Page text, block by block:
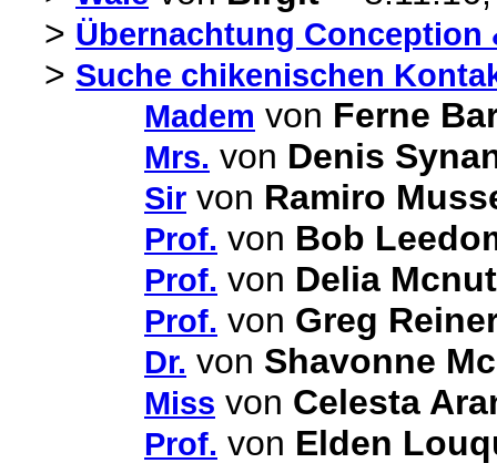
> Übernachtung Conception
> Suche chikenischen
Madem von Ferne
Mrs. von Denis
Sir von Ramiro
Prof. von Bob
Prof. von Delia
Prof. von Greg
Dr. von Shavonne
Miss von Celesta
Prof. von Elden